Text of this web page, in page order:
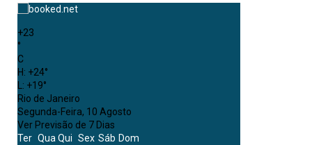
+23
°
C
H: +24°
L: +19°
Rio de Janeiro
Segunda-Feira, 10 Agosto
Ver Previsão de 7 Dias
Ter QuaQui Sex Sáb Dom